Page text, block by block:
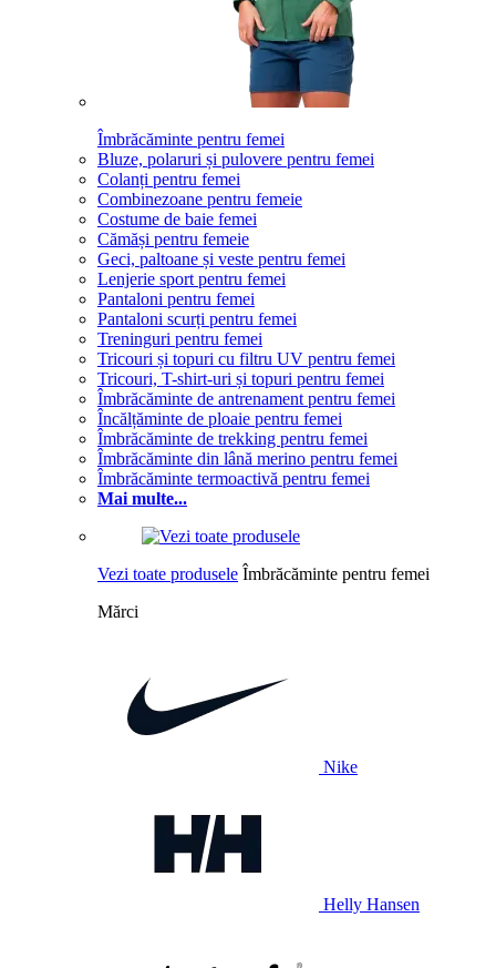
Îmbrăcăminte pentru femei
Bluze, polaruri și pulovere pentru femei
Colanți pentru femei
Combinezoane pentru femeie
Costume de baie femei
Cămăși pentru femeie
Geci, paltoane și veste pentru femei
Lenjerie sport pentru femei
Pantaloni pentru femei
Pantaloni scurți pentru femei
Treninguri pentru femei
Tricouri și topuri cu filtru UV pentru femei
Tricouri, T-shirt-uri și topuri pentru femei
Îmbrăcăminte de antrenament pentru femei
Încălțăminte de ploaie pentru femei
Îmbrăcăminte de trekking pentru femei
Îmbrăcăminte din lână merino pentru femei
Îmbrăcăminte termoactivă pentru femei
Mai multe...
Vezi toate produsele Îmbrăcăminte pentru femei
Mărci
Nike
Helly Hansen